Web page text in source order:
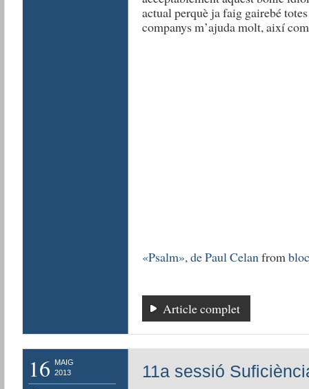
actual perquè ja faig gairebé
companys m’ajuda molt, així
«Psalm», de Paul Celan from
Article complet
16
MAIG
2013
11a sessió